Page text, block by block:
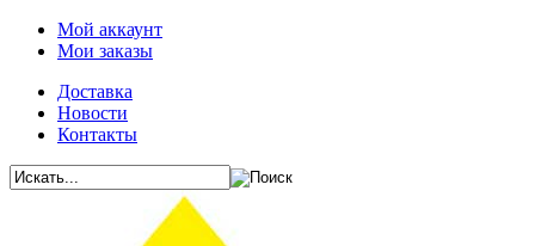
Мой аккаунт
Мои заказы
Доставка
Новости
Контакты